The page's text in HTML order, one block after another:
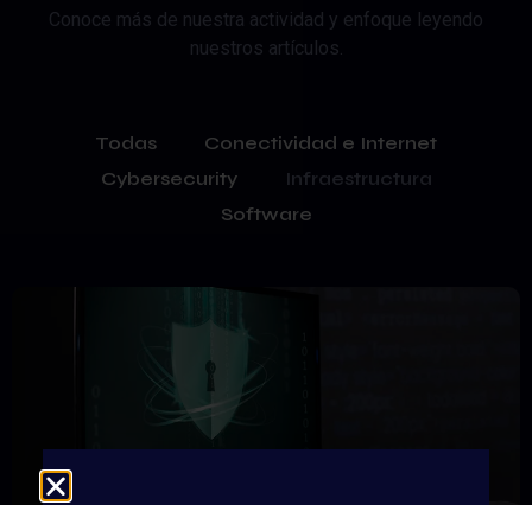
Conoce más de nuestra actividad y enfoque leyendo
nuestros artículos.
Todas
Conectividad e Internet
Cybersecurity
Infraestructura
Software